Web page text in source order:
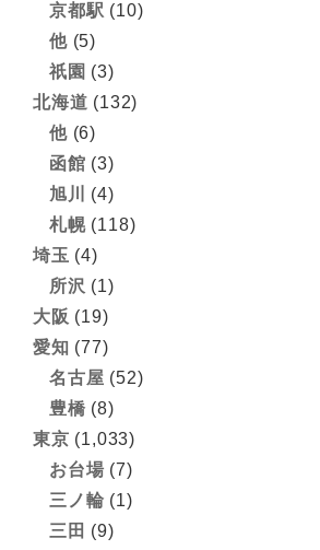
京都駅 (10)
他(5)
祇園 (3)
北海道 (132)
他(6)
函館 (3)
旭川
(4)
札幌(118)
埼玉 (4)
所沢 (1)
大阪 (19)
愛知 (77)
名古屋 (52)
豊橋 (8)
東京 (1,033)
お台場 (7)
三ノ輪 (1)
三田 (9)